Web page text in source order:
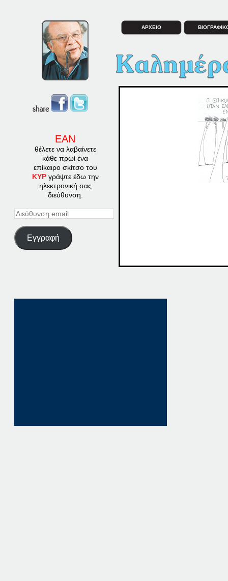
ΕΑΝ
θέλετε να λαβαίνετε
κάθε πρωί ένα
επίκαιρο σκίτσο του
ΚΥΡγράψτε έδω την
ηλεκτρονική σας
διεύθυνση.
Διεύθυνση
Εγγραφή
ΑΡΧΕΙΟ